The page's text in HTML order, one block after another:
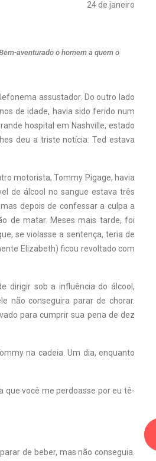
24 de janeiro
aventurado o homem a quem o
assustador. Do outro lado
de idade, havia sido ferido num
hospital em Nashville, estado
deu a triste notícia: Ted estava
motorista, Tommy Pigage, havia
de álcool no sangue estava três
depois de confessar a culpa a
de matar. Meses mais tarde, foi
se violasse a sentença, teria de
Elizabeth) ficou revoltado com
dirigir sob a influência do álcool,
não conseguira parar de chorar.
para cumprir sua pena de dez
na cadeia. Um dia, enquanto
que você me perdoasse por eu tê-
de beber, mas não conseguia.